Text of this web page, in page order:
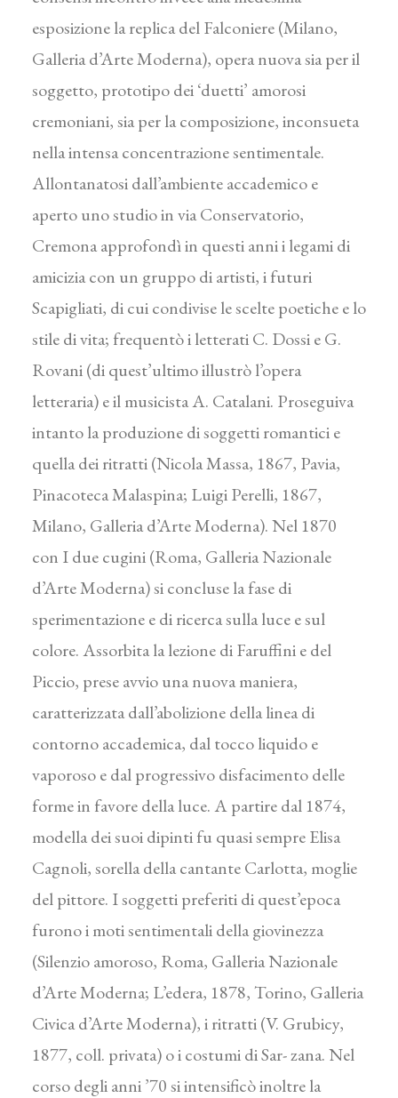
esposizione la replica del Falconiere (Milano,
Galleria d’Arte Moderna), opera nuova sia per il
soggetto, prototipo dei ‘duetti’ amorosi
cremoniani, sia per la composizione, inconsueta
nella intensa concentrazione sentimentale.
Allontanatosi dall’ambiente accademico e
aperto uno studio in via Conservatorio,
Cremona approfondì in questi anni i legami di
amicizia con un gruppo di artisti, i futuri
Scapigliati, di cui condivise le scelte poetiche e lo
stile di vita; frequentò i letterati C. Dossi e G.
Rovani (di quest’ultimo illustrò l’opera
letteraria) e il musicista A. Catalani. Proseguiva
intanto la produzione di soggetti romantici e
quella dei ritratti (Nicola Massa, 1867, Pavia,
Pinacoteca Malaspina; Luigi Perelli, 1867,
Milano, Galleria d’Arte Moderna). Nel 1870
con I due cugini (Roma, Galleria Nazionale
d’Arte Moderna) si concluse la fase di
sperimentazione e di ricerca sulla luce e sul
colore. Assorbita la lezione di Faruffini e del
Piccio, prese avvio una nuova maniera,
caratterizzata dall’abolizione della linea di
contorno accademica, dal tocco liquido e
vaporoso e dal progressivo disfacimento delle
forme in favore della luce. A partire dal 1874,
modella dei suoi dipinti fu quasi sempre Elisa
Cagnoli, sorella della cantante Carlotta, moglie
del pittore. I soggetti preferiti di quest’epoca
furono i moti sentimentali della giovinezza
(Silenzio amoroso, Roma, Galleria Nazionale
d’Arte Moderna; L’edera, 1878, Torino, Galleria
Civica d’Arte Moderna), i ritratti (V. Grubicy,
1877, coll. privata) o i costumi di Sar- zana. Nel
corso degli anni ’70 si intensificò inoltre la